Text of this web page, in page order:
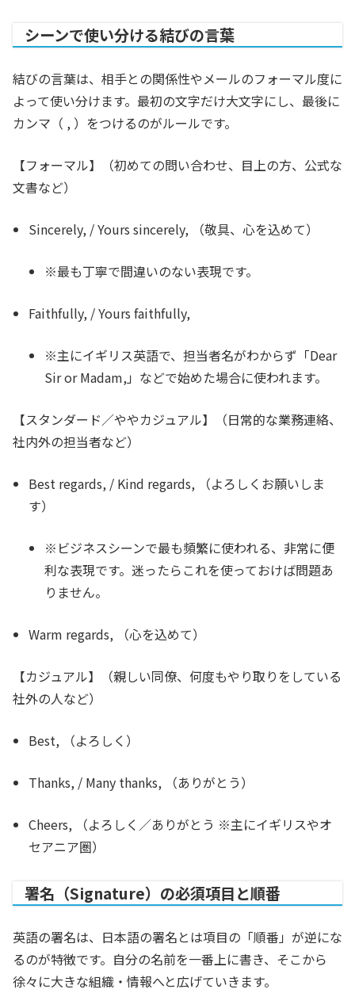
シーンで使い分ける結びの言葉
結びの言葉は、相手との関係性やメールのフォーマル度に
よって使い分けます。最初の文字だけ大文字にし、最後に
カンマ（ , ）をつけるのがルールです。
【フォーマル】（初めての問い合わせ、目上の方、公式な
文書など）
Sincerely, /Yours sincerely, （敬具、心を込めて）
※最も丁寧で間違いのない表現です。
Faithfully, /Yours faithfully,
※主にイギリス英語で、担当者名がわからず「Dear
Sir or Madam,」などで始めた場合に使われます。
【スタンダード／ややカジュアル】（日常的な業務連絡、
社内外の担当者など）
Best regards, / Kind regards, （よろしくお願いしま
す）
※ビジネスシーンで最も頻繁に使われる、非常に便
利な表現です。迷ったらこれを使っておけば問題あ
りません。
Warm regards, （心を込めて）
【カジュアル】（親しい同僚、何度もやり取りをしている
社外の人など）
Best, （よろしく）
Thanks, / Many thanks, （ありがとう）
Cheers, （よろしく／ありがとう ※主にイギリスやオ
セアニア圏）
署名（Signature）の必須項目と順番
英語の署名は、日本語の署名とは項目の「順番」が逆にな
るのが特徴です。自分の名前を一番上に書き、そこから
徐々に大きな組織・情報へと広げていきます。